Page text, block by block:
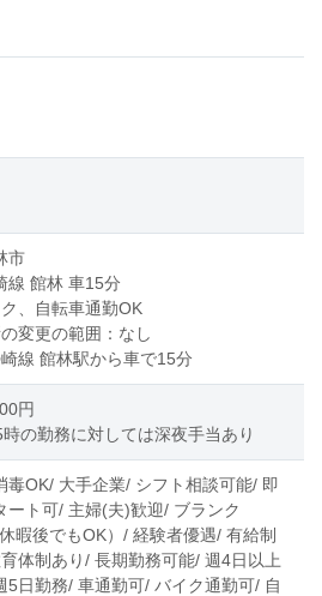
市
線 館林 車15分
、自転車通勤OK
変更の範囲：なし
線 館林駅から車で15分
円
の勤務に対しては深夜手当あり
毒OK/ 大手企業/ シフト相談可能/ 即
ート可/ 主婦(夫)歓迎/ ブランク
暇後でもOK）/ 経験者優遇/ 有給制
体制あり/ 長期勤務可能/ 週4日以上
5日勤務/ 車通勤可/ バイク通勤可/ 自